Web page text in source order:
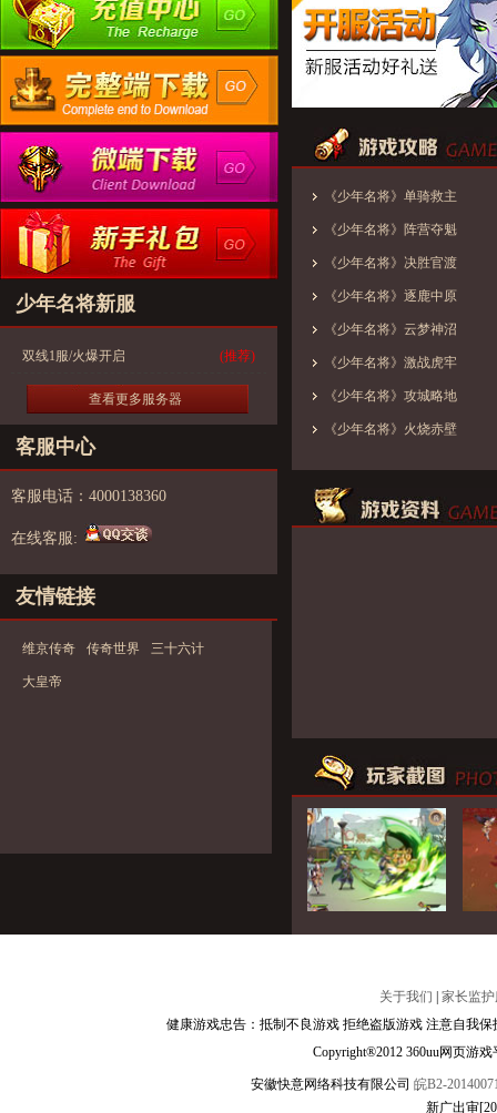
少年名将新服
双线1服/火爆开启 (推荐)
查看更多服务器
客服中心
客服电话：4000138360
在线客服:
友情链接
维京传奇 传奇世界 三十六计
大皇帝
《少年名将》单骑救主
《少年名将》阵营夺魁
《少年名将》决胜官渡
《少年名将》逐鹿中原
《少年名将》云梦神沼
《少年名将》激战虎牢
《少年名将》攻城略地
《少年名将》火烧赤壁
关于我们
家长监
健康游戏忠告：抵制不良游戏 拒绝盗版游戏 注意自我
Copyright®2012 360uu网页游
安徽快意网络科技有限公司 皖B2-
新广出审